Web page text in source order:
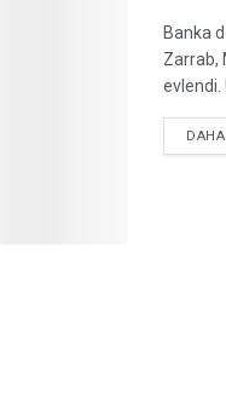
Banka
Zarrab,
evlendi.